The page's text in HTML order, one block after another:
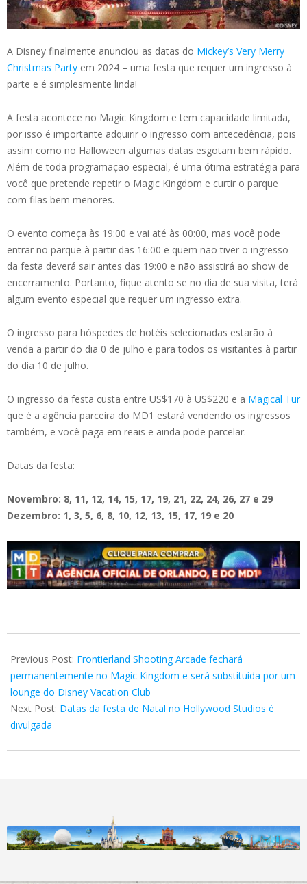
A Disney finalmente anunciou as datas do Mickey’s Very Merry
Christmas Party em 2024 – uma festa que requer um ingresso à
parte e é simplesmente linda!
A festa acontece no Magic Kingdom e tem capacidade limitada,
por isso é importante adquirir o ingresso com antecedência, pois
assim como no Halloween algumas datas esgotam bem rápido.
Além de toda programação especial, é uma ótima estratégia para
você que pretende repetir o Magic Kingdom e curtir o parque
com filas bem menores.
O evento começa às 19:00 e vai até às 00:00, mas você pode
entrar no parque à partir das 16:00 e quem não tiver o ingresso
da festa deverá sair antes das 19:00 e não assistirá ao show de
encerramento. Portanto, fique atento se no dia de sua visita, terá
algum evento especial que requer um ingresso extra.
O ingresso para hóspedes de hotéis selecionadas estarão à
venda a partir do dia 0 de julho e para todos os visitantes à partir
do dia 10 de julho.
O ingresso da festa custa entre US$170 à US$220 e a Magical Tur
que é a agência parceira do MD1 estará vendendo os ingressos
também, e você paga em reais e ainda pode parcelar.
Datas da festa:
Novembro: 8, 11, 12, 14, 15, 17, 19, 21, 22, 24, 26, 27 e 29
Dezembro: 1, 3, 5, 6, 8, 10, 12, 13, 15, 17, 19 e 20
06-
24
Previous Post: Frontierland Shooting Arcade fechará
permanentemente no Magic Kingdom e será substituída por um
lounge do Disney Vacation Club
Next Post: Datas da festa de Natal no Hollywood Studios é
divulgada